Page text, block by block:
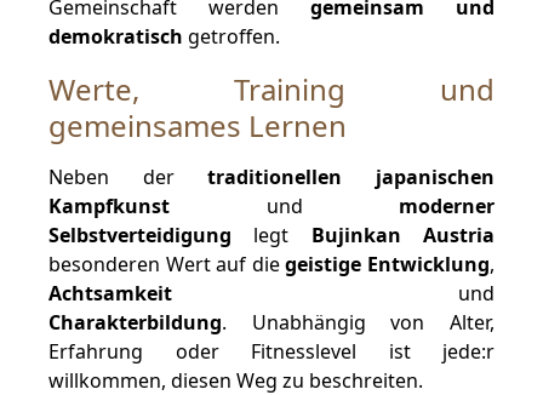
Gemeinschaft werden gemeinsam und
demokratisch getroffen.
Werte, Training und
gemeinsames Lernen
Neben dertraditionellen japanischen
Kampfkunst und moderner
Selbstverteidigung legt Bujinkan Austria
besonderen Wert auf diegeistige Entwicklung,
Achtsamkeit und
Charakterbildung. Unabhängig von Alter,
Erfahrung oder Fitnesslevel ist jede:r
willkommen, diesen Weg zu beschreiten.